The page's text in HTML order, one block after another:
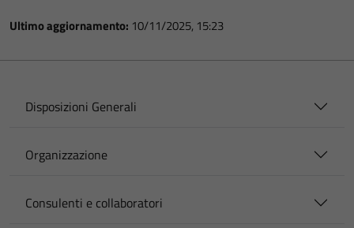
Ultimo aggiornamento: 10/11/2025, 15:23
Disposizioni Generali
Organizzazione
Consulenti e collaboratori